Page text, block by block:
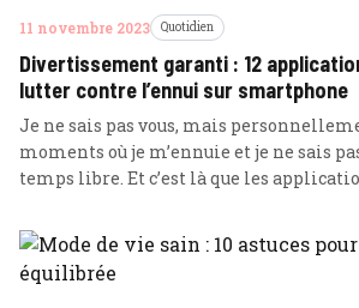
11 novembre 2023 Quotidien
Divertissement garanti : 12
lutter contre l’ennui sur smartphone
Je ne sais pas vous, mais
moments où je m’ennuie et je ne sais
temps libre. Et c’est là que les
donc mes douze applications gratuites
le temps et me divertir : … Lire plus